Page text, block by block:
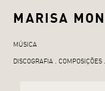
MARISA
MÚSICA
DISCOGRAFIA
COMPOSIÇÕES